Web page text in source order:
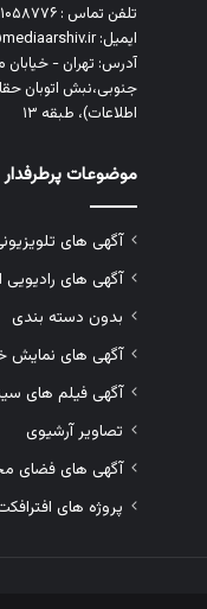
تلفن تماس : ۰۲۱۷۱۰۵۸۷۷۶
ایمیل: info@mediaarshiv.ir
آدرس: تهران - خیابان
اطلاعات)، طبقه ۱۳
موضوعات پرطرفدار
آگهی های
آگهی های رادیویی
بدون دسته بندی
آگهی های نمایش
آگهی فیلم های
تصاویر آرشیوی
آگهی های فضای
پروژه های